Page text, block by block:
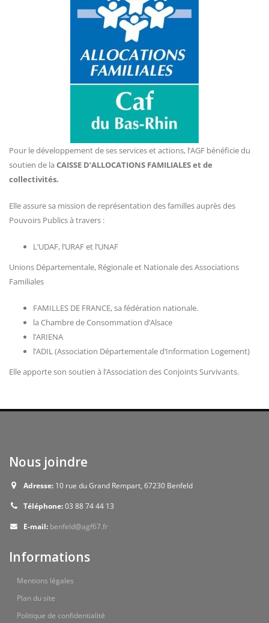
Pour le développement de ses services et actions, l’AGF bénéficie du
soutien de la CAISSE D’ALLOCATIONS FAMILIALES et de
collectivités.
Elle assure sa mission de représentation des familles auprès des
Pouvoirs Publics à travers :
L’UDAF, l’URAF et l’UNAF
Unions Départementale, Régionale et Nationale des Associations
Familiales
FAMILLES DE FRANCE, sa fédération nationale.
la Chambre de Consommation d’Alsace
l’ARIENA
l’ADIL (Association Départementale d’Information Logement)
Elle apporte son soutien à l’Association des Conjoints Survivants.
Nous joindre
Adresse: 10 rue du Grand Rempart, 67230 Benfeld
Téléphone:03 88 74 44 13
E-mail: benfeld@agf67.fr
Informations
Mentions légales
Plan du site
Politique de confidentialité